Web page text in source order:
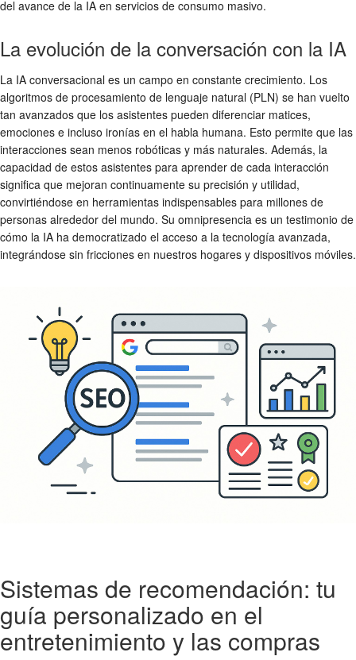
del avance de la IA en servicios de consumo masivo.
La evolución de la conversación con la IA
La IA conversacional es un campo en constante crecimiento. Los
algoritmos de procesamiento de lenguaje natural (PLN) se han vuelto
tan avanzados que los asistentes pueden diferenciar matices,
emociones e incluso ironías en el habla humana. Esto permite que las
interacciones sean menos robóticas y más naturales. Además, la
capacidad de estos asistentes para aprender de cada interacción
significa que mejoran continuamente su precisión y utilidad,
convirtiéndose en herramientas indispensables para millones de
personas alrededor del mundo. Su omnipresencia es un testimonio de
cómo la IA ha democratizado el acceso a la tecnología avanzada,
integrándose sin fricciones en nuestros hogares y dispositivos móviles.
Sistemas de recomendación: tu
guía personalizado en el
entretenimiento y las compras